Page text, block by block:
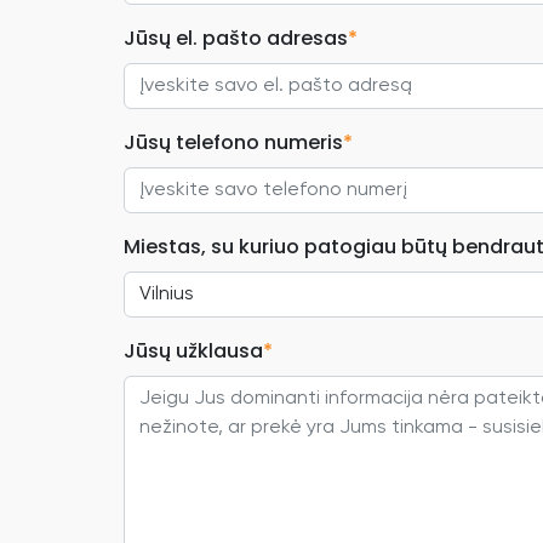
Jūsų el. pašto adresas*
Jūsų telefono numeris*
Miestas, su kuriuo patogiau būtų
Jūsų užklausa*